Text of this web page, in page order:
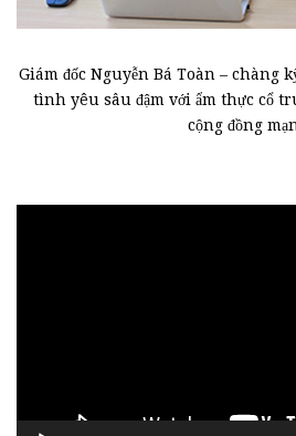
Giám đốc Nguyễn Bá Toàn – chàng
tình yêu sâu đậm với ẩm thực cổ
cộng đồng